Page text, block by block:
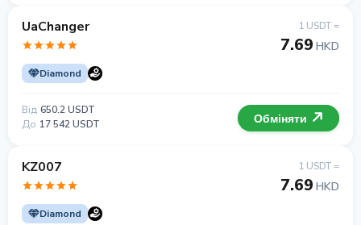
UaChanger
Diamond
1 USDT =
7.69 HKD
Від 650.2 USDT
До 17 542 USDT Обміняти
KZ007
Diamond
1 USDT =
7.69 HKD